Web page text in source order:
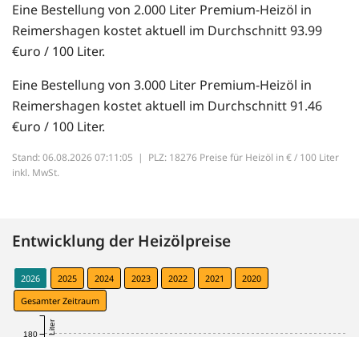
Eine Bestellung von 2.000 Liter Premium-Heizöl in
Reimershagen kostet aktuell im Durchschnitt 93.99
€uro / 100 Liter.
Eine Bestellung von 3.000 Liter Premium-Heizöl in
Reimershagen kostet aktuell im Durchschnitt 91.46
€uro / 100 Liter.
Stand: 06.08.2026 07:11:05 | PLZ: 18276 Preise für Heizöl in € / 100 Liter
inkl. MwSt.
Entwicklung der Heizölpreise
2026 2025 2024 2023 2022 2021
2020
Gesamter Zeitraum
180